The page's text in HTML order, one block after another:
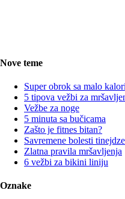
Nove teme
Super obrok sa malo
5 tipova vežbi za
Vežbe za noge
5 minuta sa bučicama
Zašto je fitnes bitan?
Savremene bolesti
Zlatna pravila mršavljenja
6 vežbi za bikini liniju
Oznake